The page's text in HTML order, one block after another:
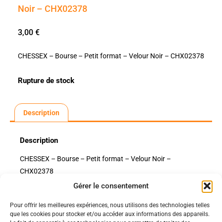
Gérer le consentement
Pour offrir les meilleures expériences, nous utilisons des technologies telles
que les cookies pour stocker et/ou accéder aux informations des appareils.
Noir – CHX02378
3,00 €
CHESSEX – Bourse – Petit format – Velour Noir – CHX02378
Rupture de stock
Description
Description
CHESSEX – Bourse – Petit format – Velour Noir –
CHX02378
Nos pages
Politiques